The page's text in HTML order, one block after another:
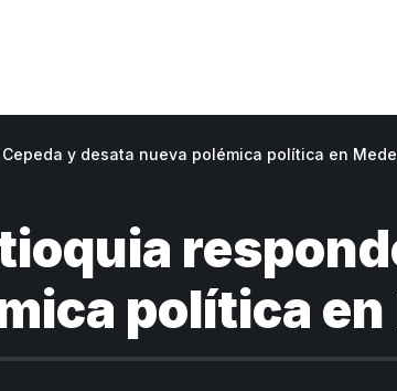
y desata nueva polémica política en
política